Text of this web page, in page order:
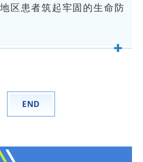
区患者筑起牢固的生命防
END